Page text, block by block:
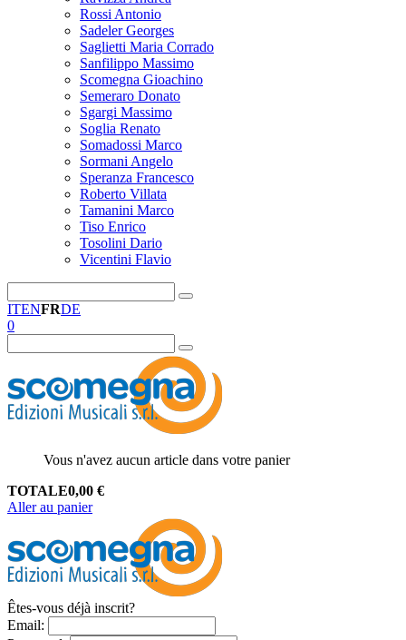
Rossi Antonio
Sadeler Georges
Saglietti Maria Corrado
Sanfilippo Massimo
Scomegna Gioachino
Semeraro Donato
Sgargi Massimo
Soglia Renato
Somadossi Marco
Sormani Angelo
Speranza Francesco
Roberto Villata
Tamanini Marco
Tiso Enrico
Tosolini Dario
Vicentini Flavio
ITENFRDE
0
Vous n'avez aucun article dans votre panier
TOTALE0,00 €
Aller au panier
Êtes-vous déjà inscrit?
Email: